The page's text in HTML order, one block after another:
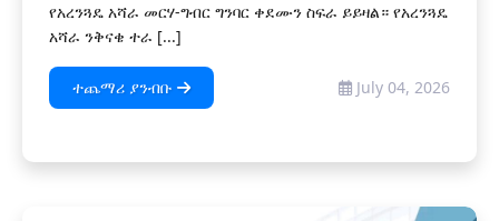
የአረንጓዴ አሻራ መርሃ-ግብር ግንባር ቀደሙን ስፍራ ይይዛል። የአረንጓዴ
አሻራ ንቅናቄ ተራ [...]
ተጨማሪ ያንብቡ July 04, 2026